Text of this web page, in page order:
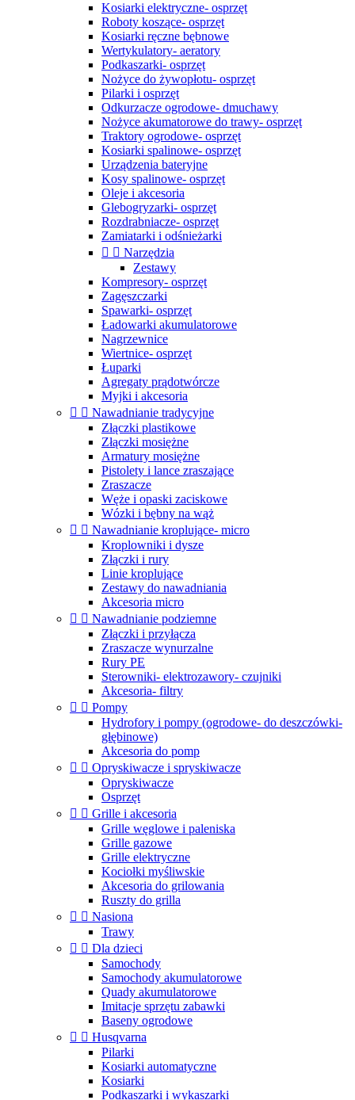
Kosiarki elektryczne- osprzęt
Roboty koszące- osprzęt
Kosiarki ręczne bębnowe
Wertykulatory- aeratory
Podkaszarki- osprzęt
Nożyce do żywopłotu- osprzęt
Pilarki i osprzęt
Odkurzacze ogrodowe- dmuchawy
Nożyce akumatorowe do trawy- osprzęt
Traktory ogrodowe- osprzęt
Kosiarki spalinowe- osprzęt
Urządzenia bateryjne
Kosy spalinowe- osprzęt
Oleje i akcesoria
Glebogryzarki- osprzęt
Rozdrabniacze- osprzęt
Zamiatarki i odśnieżarki
  Narzędzia
Zestawy
Kompresory- osprzęt
Zagęszczarki
Spawarki- osprzęt
Ładowarki akumulatorowe
Nagrzewnice
Wiertnice- osprzęt
Łuparki
Agregaty prądotwórcze
Myjki i akcesoria
  Nawadnianie tradycyjne
Złączki plastikowe
Złączki mosiężne
Armatury mosiężne
Pistolety i lance zraszające
Zraszacze
Węże i opaski zaciskowe
Wózki i bębny na wąż
  Nawadnianie kroplujące- micro
Kroplowniki i dysze
Złączki i rury
Linie kroplujące
Zestawy do nawadniania
Akcesoria micro
  Nawadnianie podziemne
Złączki i przyłącza
Zraszacze wynurzalne
Rury PE
Sterowniki- elektrozawory- czujniki
Akcesoria- filtry
  Pompy
Hydrofory i pompy (ogrodowe- do deszczówki-
głębinowe)
Akcesoria do pomp
  Opryskiwacze i spryskiwacze
Opryskiwacze
Osprzęt
  Grille i akcesoria
Grille węglowe i paleniska
Grille gazowe
Grille elektryczne
Kociołki myśliwskie
Akcesoria do grilowania
Ruszty do grilla
  Nasiona
Trawy
  Dla dzieci
Samochody
Samochody akumulatorowe
Quady akumulatorowe
Imitacje sprzętu zabawki
Baseny ogrodowe
  Husqvarna
Pilarki
Kosiarki automatyczne
Kosiarki
Podkaszarki i wykaszarki